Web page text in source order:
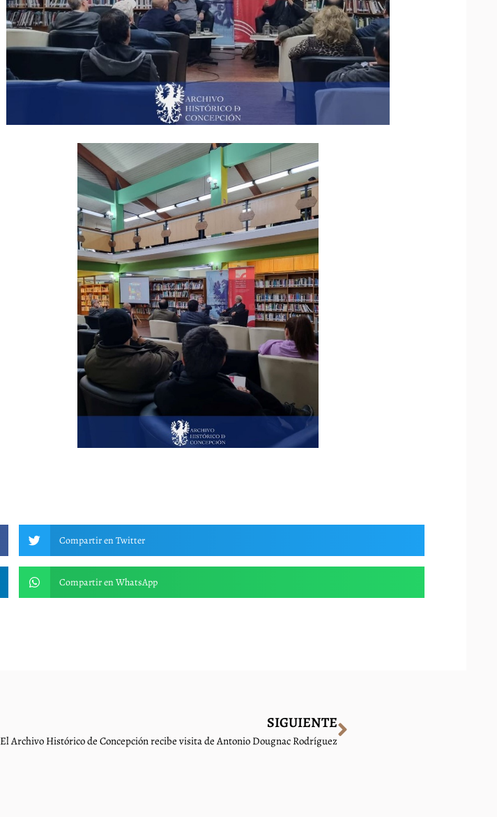
Compartir en Twitter
Compartir en WhatsApp
SIGUIENTE
El Archivo Histórico de Concepción recibe visita de Antonio Dougnac Rodríguez